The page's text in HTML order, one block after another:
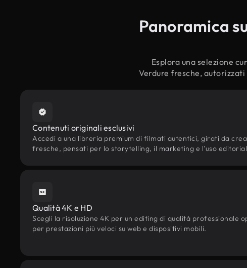
Panoramica
Esplora una selezione
Verdure fresche,
Contenuti originali esclusivi
Accedi a una libreria premium di filmati autentici, girati da
fresche, pensati per lo storytelling, il marketing e l'uso
Qualità 4K e HD
Scegli la risoluzione 4K per un editing di qualità professionale
per prestazioni più veloci su web e dispositivi mobili.